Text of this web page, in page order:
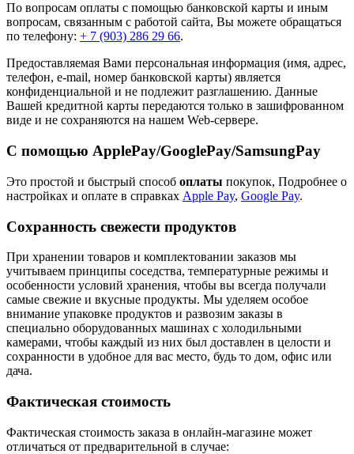
По вопросам оплаты с помощью банковской карты и иным
вопросам, связанным с работой сайта, Вы можете обращаться
по телефону: + 7 (903) 286 29 66.
Предоставляемая Вами персональная информация (имя, адрес,
телефон, e-mail, номер банковской карты) является
конфиденциальной и не подлежит разглашению. Данные
Вашей кредитной карты передаются только в зашифрованном
виде и не сохраняются на нашем Web-сервере.
С помощью ApplePay/GooglePay/SamsungPay
Это простой и быстрый способ оплаты покупок, Подробнее о
настройках и оплате в справках Apple Pay, Google Pay.
Сохранность свежести продуктов
При хранении товаров и комплектовании заказов мы
учитываем принципы соседства, температурные режимы и
особенности условий хранения, чтобы вы всегда получали
самые свежие и вкусные продукты. Мы уделяем особое
внимание упаковке продуктов и развозим заказы в
специально оборудованных машинах с холодильными
камерами, чтобы каждый из них был доставлен в целости и
сохранности в удобное для вас место, будь то дом, офис или
дача.
Фактическая стоимость
Фактическая стоимость заказа в онлайн-магазине может
отличаться от предварительной в случае: